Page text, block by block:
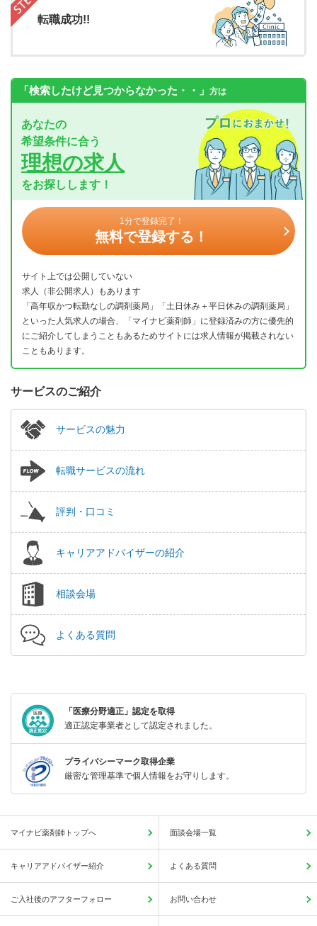
転職成功!!
「検索したけど見つからなかった・・」 方は
あなたの
希望条件に合う
理想の求人
をお探しします！
1分で登録完了！
無料で登録する！
サイト上では公開していない
求人（非公開求人）もあります
「高年収かつ転勤なしの調剤薬局」「土日休み＋平日休みの調剤薬局」
といった人気求人の場合、「マイナビ薬剤師」に登録済みの方に優先的
にご紹介してしまうこともあるためサイトには求人情報が掲載されない
こともあります。
サービスのご紹介
サービスの魅力
転職サービスの流れ
評判・口コミ
キャリアアドバイザーの紹介
相談会場
よくある質問
「医療分野適正」認定を取得
適正認定事業者として認定されました。
プライバシーマーク取得企業
厳密な管理基準で個人情報をお守りします。
マイナビ薬剤師トップへ 面談会場一覧
キャリアアドバイザー紹介 よくある質問
ご入社後のアフターフォロー お問い合わせ